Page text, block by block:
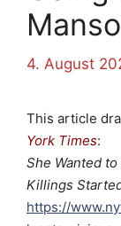
4. August
This article
York Times:
She Wanted
Killings
https://